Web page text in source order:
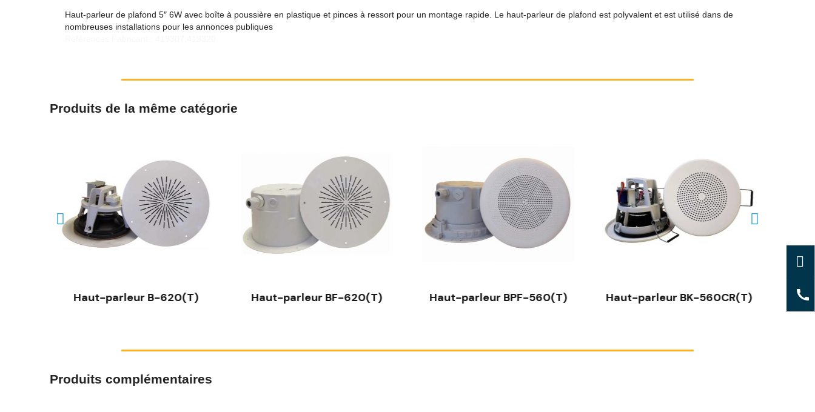
Haut-parleur de plafond 5″ 6W avec boîte à poussière en plastique et pinces à ressort pour un montage rapide. Le haut-parleur de plafond est polyvalent et est utilisé dans de
nombreuses installations pour les annonces publiques
Produits de la même catégorie
Haut-parleur B-620(T) Haut-parleur BF-620(T) Haut-parleur BPF-560(T) Haut-parleur BK-560CR(T)
Produits complémentaires